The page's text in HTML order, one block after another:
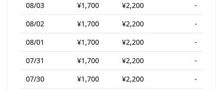
08/03
¥1,700 ¥2,200
-
08/02
¥1,700 ¥2,200
-
08/01
¥1,700 ¥2,200
-
07/31
¥1,700 ¥2,200
-
07/30
¥1,700 ¥2,200
-